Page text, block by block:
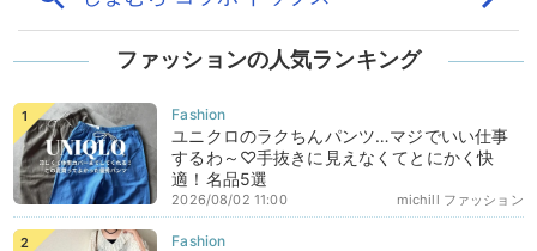
ファッションの人気ランキング
ユニクロのラクちんパンツ…マジでいい仕事
するわ～♡手抜きに見えなくてとにかく快
適！名品5選
michill ファッション
2026/08/02 11:00